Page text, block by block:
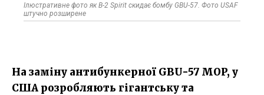
Ілюстративне фото як B-2 Spirit скидає бомбу GBU-57. Фото USAF
штучно розширене
На заміну антибункерної GBU-57 MOP, у
США розробляють гігантську та